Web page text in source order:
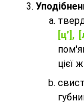
[ц’],
цієї